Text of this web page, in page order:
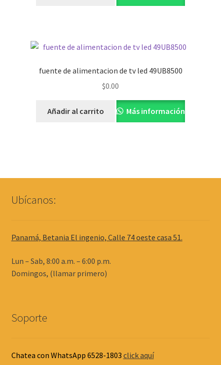
fuente de alimentacion de tv led 49UB8500
$0.00
Añadir al carrito Más información
Ubícanos:
Panamá, Betania El ingenio, Calle 74 oeste casa 51.
Lun – Sab, 8:00 a.m. – 6:00 p.m.
Domingos, (llamar primero)
Soporte
Chatea con WhatsApp 6528-1803 click aquí